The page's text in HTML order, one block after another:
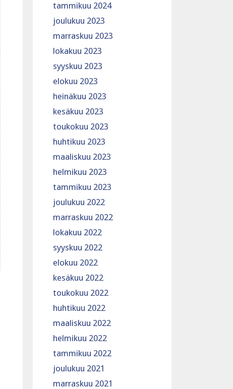
tammikuu 2024
joulukuu 2023
marraskuu 2023
lokakuu 2023
syyskuu 2023
elokuu 2023
heinäkuu 2023
kesäkuu 2023
toukokuu 2023
huhtikuu 2023
maaliskuu 2023
helmikuu 2023
tammikuu 2023
joulukuu 2022
marraskuu 2022
lokakuu 2022
syyskuu 2022
elokuu 2022
kesäkuu 2022
toukokuu 2022
huhtikuu 2022
maaliskuu 2022
helmikuu 2022
tammikuu 2022
joulukuu 2021
marraskuu 2021